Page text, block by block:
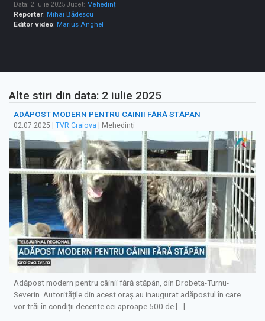
Data: 2 iulie 2025 Judet: Mehedinți
Reporter: Mihai Bădescu
Editor video: Marius Anghel
Alte stiri din data: 2 iulie 2025
ADĂPOST MODERN PENTRU CÂINII FĂRĂ STĂPÂN
02.07.2025 TVR Craiova | Mehedinți
Adăpost modern pentru câinii fără stăpân, din Drobeta-Turnu-
Severin. Autoritățile din acest oraș au inaugurat adăpostul în care
vor trăi în condiții decente cei aproape 500 de […]